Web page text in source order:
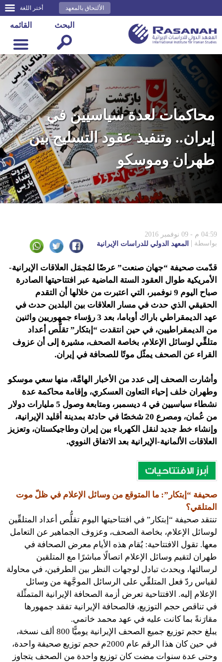
أختر اللغة الألتحاق بالمعهد
القائمه البحث
محاكمات لعدة سياسيين في
إيران.. وتنفيذ عقود التسليح بين
طهران وموسكو
04:59 م - 09 نوفمبر 2016
بواسطة
المعهد الدولي للدراسات الإيرانية
قدّمت صحيفة “جهان صنعت” عرضًا لمُجمَل العلاقات الإيرانية-
الأمريكية طوال العقود الستة الماضية عبر افتتاحيتها الصادرة
صباح اليوم 9 نوفمبر، التي اعتبرت من خلالها أن التقدم
الحقيقي الذي حدث في مسار العلاقات بين البلدين حدث في
عهد الديمقراطي باراك أوباما، بعد 3 رؤساء جمهوريين واثنين
من الديمقراطيين، في حين انتقدت “إبتكار” تقلُّص أعداد
متلقِّي لوسائل الإعلام، بخاصة الصحف، مشيرة إلى أن عزوف
القراء عن الصحف يمثّل موتًا للصحافة في إيران.
وأشارت الصحف إلى عدد من الأخبار الهامَّة، منها سعي موسكو
وطهران خلف إحياء التعاون العسكري، وإقامة محاكمة عدة
نشطاء سياسيين في 4 ديسمبر، ومتابعة وصول 5 مليارات دولار
من عُمان، ومصرع 20 شخصًا في حادثة بمدينة أقليد الإيرانية،
وإنشاء خط جديد لنقل الكهرباء بين إيران وطاجيكستان، وتعزيز
العلاقات الألمانية-الإيرانية بعد الاتفاق النووي.
صحيفة “إبتكار”: ما المتوقع من وسائل الإعلام في ظلّ موت
المتلقي؟
تنتقد صحيفة “إبتكار” في افتتاحيتها اليوم تقلُّص أعداد المتلقِّين
لوسائل الإعلام، بخاصة الصحف، وعزوف الجماهير عن التعامل
معها. تقول الافتتاحية: يُقام هذه الأيام معرض الصحافة في
طهران لتقيم وسائل الإعلام اتصالًا مباشرًا مع المتلقين
لرسالتها، ويحدث تبادل لوجهات النظر بين الطرفين، في محاولة
لقياس ردّ فعل المتلقِّي على الرسائل الموجَّهة من وسائل
الإعلام إليه. الافتتاحية تعرض أزمة الصحافة الإيرانية المتمثِّلة
في تناقص حجم التوزيع، فالصحافة الإيرانية تفقد جمهورها
مقارَنةً بما كانت عليه في عهد محمد خاتمي.
يبلغ حجم توزيع جميع الصحف الإيرانية يوميًّا 800 ألف نسخة،
في حين كان هذا الرقم عام 2000م حجم توزيع صحيفة واحدة،
وحتى عدة سنوات مضت كان توزيع واحدة من الصحف يتجاوز